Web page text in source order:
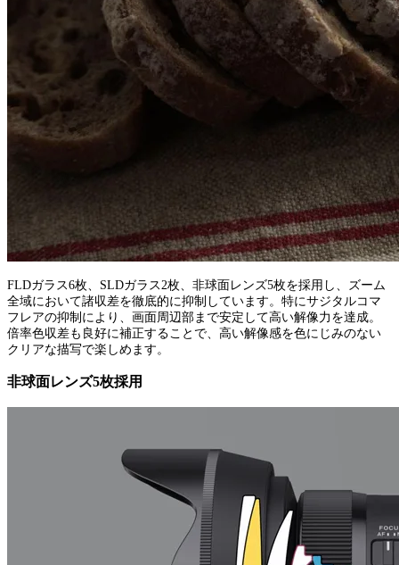
FLDガラス6枚、SLDガラス2枚、非球面レンズ5枚を採用し、ズーム
全域において諸収差を徹底的に抑制しています。特にサジタルコマ
フレアの抑制により、画面周辺部まで安定して高い解像力を達成。
倍率色収差も良好に補正することで、高い解像感を色にじみのない
クリアな描写で楽しめます。
非球面レンズ5枚採用